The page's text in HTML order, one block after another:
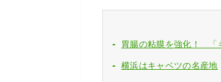
胃腸の粘膜を強化！ 「
横浜はキャベツの名産地